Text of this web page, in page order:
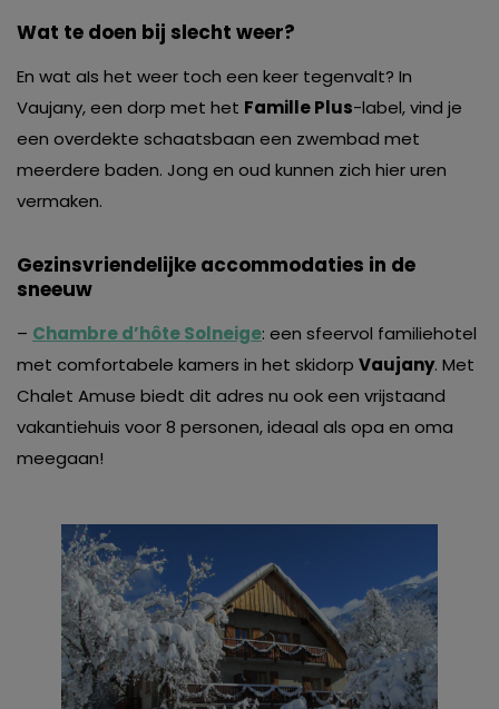
Wat te doen bij slecht weer?
En wat aIs het weer toch een keer tegenvalt? In
Vaujany, een dorp met het Famille Plus-label, vind je
een overdekte schaatsbaan een zwembad met
meerdere baden. Jong en oud kunnen zich hier uren
vermaken.
Gezinsvriendelijke accommodaties in de
sneeuw
– Chambre d’hôte Solneige: een sfeervol familiehotel
met comfortabele kamers in het skidorp Vaujany. Met
Chalet Amuse biedt dit adres nu ook een vrijstaand
vakantiehuis voor 8 personen, ideaal als opa en oma
meegaan!